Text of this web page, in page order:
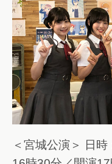
＜宮城公演＞ 日